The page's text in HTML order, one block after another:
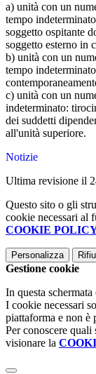
a) unità con un
tempo
soggetto ospitante
soggetto esterno in
b) unità con un
tempo
c) unità con un
indeterminato:
dei suddetti
all'unità superiore.
Notizie
Ultima revisione il
Questo sito o gli
cookie necessari al
COOKIE
Personalizza
Gestione cookie
In questa
I cookie necessari
piattaforma e non è
Per conoscere
visionare la